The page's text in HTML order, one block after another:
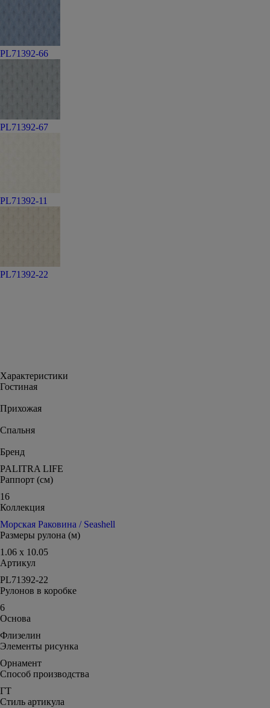
PL71392-66
PL71392-67
PL71392-11
PL71392-22
Характеристики
Гостиная
Прихожая
Спальня
Бренд
PALITRA LIFE
Раппорт (см)
16
Коллекция
Морская Раковина / Seashell
Размеры рулона (м)
1.06 x 10.05
Артикул
PL71392-22
Рулонов в коробке
6
Основа
Флизелин
Элементы рисунка
Орнамент
Способ производства
ГТ
Стиль артикула